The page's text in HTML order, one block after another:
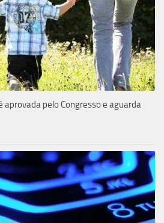
aprovada pelo Congresso e aguarda